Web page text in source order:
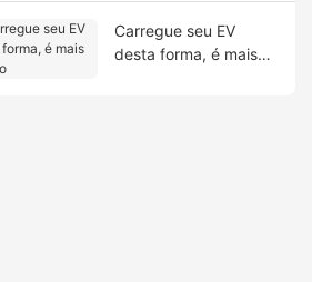
Carregue seu EV
desta forma, é mais